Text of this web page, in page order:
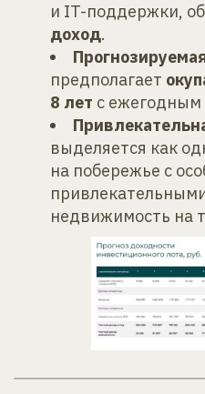
и IT-поддержки,
доход.
предполагает
8 лет с ежегодным
выделяется как
на побережье с
недвижимость на